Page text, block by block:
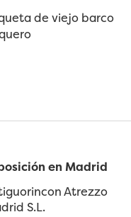
de viejo barco
en Madrid
Atrezzo
S.L.